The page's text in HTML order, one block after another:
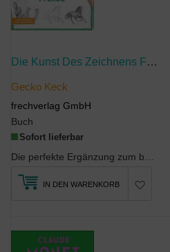
Die Kunst Des Zeichnens Für Kinder Starter-Block - Pferde
Gecko Keck
frechverlag GmbH
Buch
Sofort lieferbar
IN DEN WARENKORB